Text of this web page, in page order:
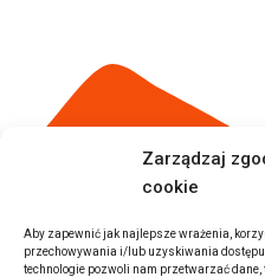
Zarządzaj
cookie
Aby zapewnić jak najlepsze wrażenia,
przechowywania i/lub uzyskiwania
technologie pozwoli nam przetwarzać
Komis samochodowy Opole
Komis samochodowy Lublin
Komis samochodowy
Inne Lokalizacje
Auta z USA Rzeszów
Auta z USA Białystok